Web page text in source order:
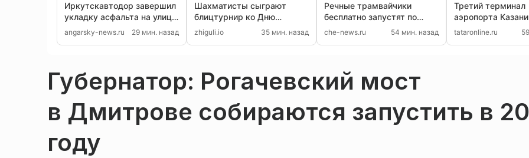
Иркутскавтодор завершил
укладку асфальта на улице
Ленина
angarsky-news.ru 29 мин. назад
Шахматисты сыграют
блицтурнир ко Дню
физкультурника в Сызрани
zhiguli.io 35 мин. назад
Речные трамвайчики
бесплатно запустят по
Вологде 8 и 9 августа
che-news.ru 54 мин. назад
Третий терминал
аэропорта Казани
достроят к 30
tataronline.ru
Губернатор: Рогачевский мост
в Дмитрове собираются запустить в
году